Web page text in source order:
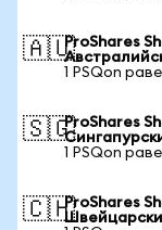
🇦🇺ProShares
1 PSQon
🇸🇬ProShares
1 PSQon
🇨🇭ProShares